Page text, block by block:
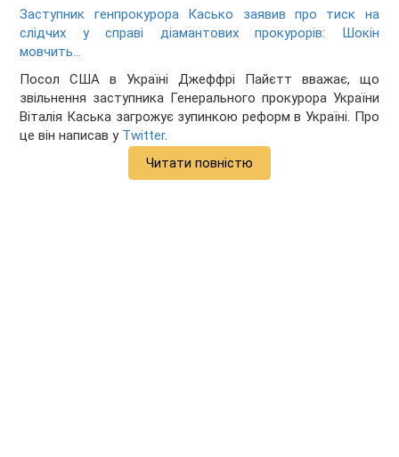
Заступник генпрокурора Касько заявив про тиск на
слідчих у справі діамантових прокурорів: Шокін
мовчить…
Посол США в Україні Джеффрі Пайєтт вважає, що
звільнення заступника Генерального прокурора України
Віталія Каська загрожує зупинкою реформ в Україні. Про
це він написав у Twitter.
Читати повністю